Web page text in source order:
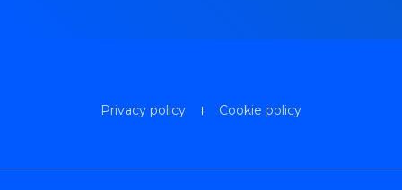
Privacy policy Cookie policy